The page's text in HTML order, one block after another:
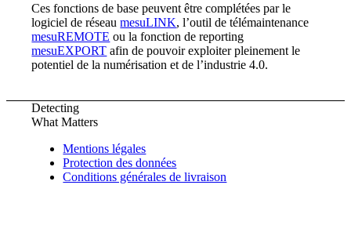
Ces fonctions de base peuvent être complétées par le
logiciel de réseaumesuLINK, l’outil de télémaintenance
mesuREMOTE ou la fonction de reporting
mesuEXPORT afin de pouvoir exploiter pleinement le
potentiel de la numérisation et de l’industrie 4.0.
Detecting
What Matters
Mentions légales
Protection des données
Conditions générales de livraison